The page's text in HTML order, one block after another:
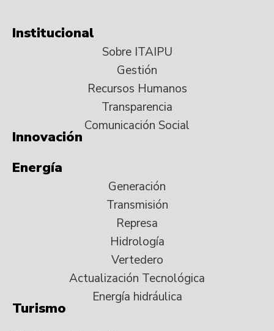
Institucional
Sobre ITAIPU
Gestión
Recursos Humanos
Transparencia
Comunicación Social
Innovación
Energía
Generación
Transmisión
Represa
Hidrología
Vertedero
Actualización Tecnológica
Energía hidráulica
Turismo